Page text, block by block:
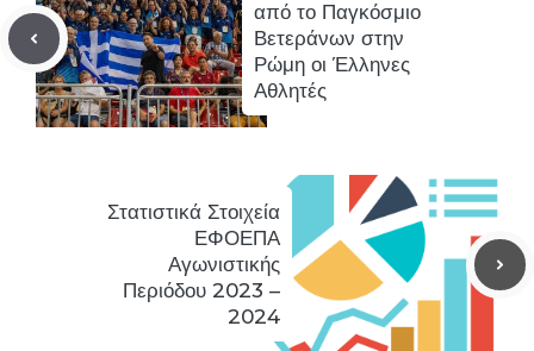
από το Παγκόσμιο
Βετεράνων στην
Ρώμη οι Έλληνες
Αθλητές
Στατιστικά Στοιχεία
ΕΦΟΕΠΑ
Αγωνιστικής
Περιόδου 2023 –
2024